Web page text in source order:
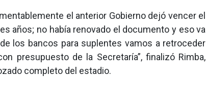
el anterior Gobierno dejó vencer el
años; no había renovado el documento y eso va
los bancos para suplentes vamos a retroceder
presupuesto de la Secretaría”, finalizó Rimba,
completo del estadio.